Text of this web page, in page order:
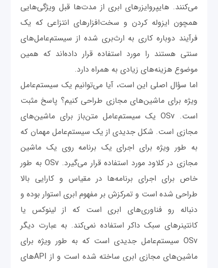
می‌کنند. هایپروایزرهای ابری از مدت‌ها قبل ویژگی‌هایی
همچون ایزوله کردن و سخت‌افزارهای انتزاعی که یک
فرآیند دوباره کاری به ارث‌بری شده از سیستم‌عامل‌های
سنتی هستند را مورد استفاده قرار داده‌اند که همین
موضوع هزینه‌های زیادی به همراه دارد.
اما سؤال اصلی این است، آیا می‌توانیم یک سیستم‌عامل‌
ویژه برای ماشین‌های مجازی طراحی کنیم؟ پاسخ مثبت
است. OSv یک سیستم‌عامل‌ متن‌باز برای ماشین‌های
مجازی است. شکل جدیدی از یک سیستم‌عامل‌ مهمان که
به طور ویژه برای اجرای یک برنامه روی یک ماشین
مجازی در کلاود مورد استفاده قرار می‌گیرد. OSv به طور
خاص برای اجرای برنامه‌ها در مقیاس و کارایی بالا
طراحی شده است و تمرکزش بر مفهوم ابری استوار بوده و
دنباله رو فناوری‌های ابری است که از لینوکس یا
کانتینرهای سبک داکر استفاده نمی‌کند. به عبارت دیگر
OSv سیستم‌عامل‌ جدیدی است که به طور ویژه برای
ماشین‌های مجازی ابری ساخته شده است و از APIهای